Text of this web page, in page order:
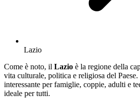
Lazio
Come è noto, il Lazio è la regione della
vita culturale, politica e religiosa del
interessante per famiglie, coppie, adulti e
ideale per tutti.